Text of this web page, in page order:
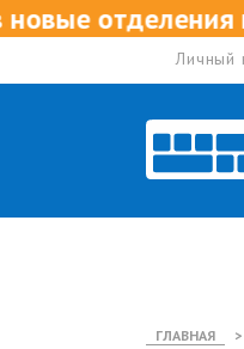
в
Личный
ГЛАВНАЯ >